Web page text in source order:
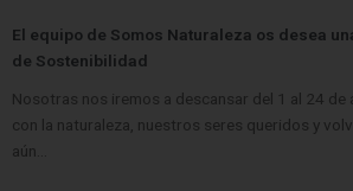
El equipo de Somos Naturaleza os desea
de Sostenibilidad
Nosotras nos iremos a descansar del 1 al 24
con la naturaleza, nuestros seres queridos y
aún…